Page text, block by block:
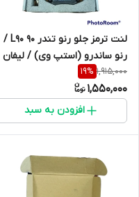
لنت ترمز جلو رنو تندر 90 L90 /
رنو ‏ساندرو (استپ وی) / لیفان
21463 جهان لنت
1,915,000
19%
1,550,000
افزودن به سبد